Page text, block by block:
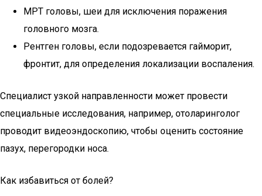
МРТ головы, шеи для исключения поражения
головного мозга.
Рентген головы, если подозревается гайморит,
фронтит, для определения локализации воспаления.
Специалист узкой направленности может провести
специальные исследования, например, отоларинголог
проводит видеоэндоскопию, чтобы оценить состояние
пазух, перегородки носа.
Как избавиться от болей?